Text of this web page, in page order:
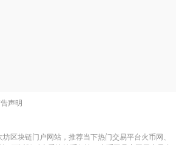
声明
区块链门户网站，推荐当下热门交易平台火币网、